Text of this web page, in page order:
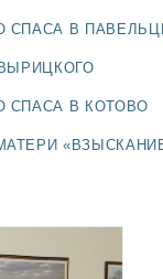
СПАСА В
СПАСА В КОТОВО